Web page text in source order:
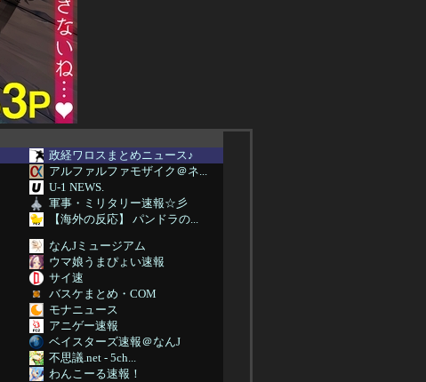
政経ワロスまとめニュース♪
アルファルファモザイク＠ネ...
U-1 NEWS.
軍事・ミリタリー速報☆彡
【海外の反応】 パンドラの...
なんJミュージアム
ウマ娘うまぴょい速報
サイ速
バスケまとめ・COM
モナニュース
アニゲー速報
ベイスターズ速報＠なんJ
不思議.net - 5ch...
わんこーる速報！